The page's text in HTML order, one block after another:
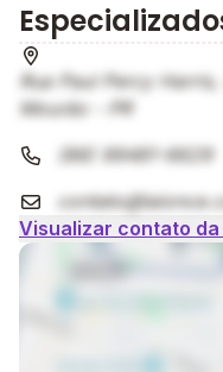
Rua Paul Percy
Mourão - PR
(86) 99481-6629
Visualizar contato